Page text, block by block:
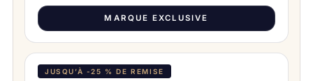
MARQUE EXCLUSIVE
JUSQU’À -25 % DE REMISE